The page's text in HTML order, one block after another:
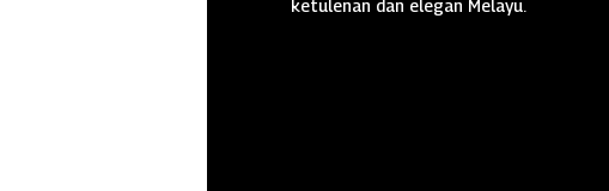
ketulenan dan elegan Melayu.